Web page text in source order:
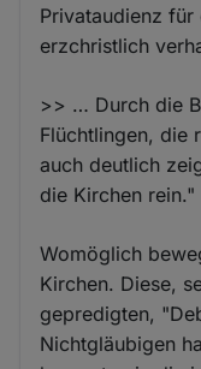
Privataudienz
erzchristlich
>> … Durch die
Flüchtlingen, die
auch deutlich
die Kirchen rein."
Womöglich
Kirchen. Diese,
gepredigten,
Nichtgläubigen